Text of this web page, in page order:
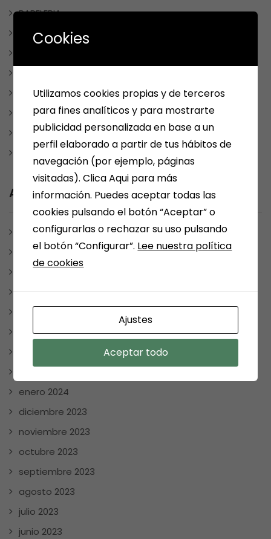
PAPELERIA
REDES SOCIALES
SMOLKAY
Uncategorized
VARIOS
WEBS RECOMENDABLES
Archives
julio 2025
enero 2025
noviembre 2024
mayo 2024
abril 2024
enero 2024
diciembre 2023
noviembre 2023
octubre 2023
septiembre 2023
agosto 2023
julio 2023
junio 2023
Cookies
Utilizamos cookies propias y de terceros
para fines analíticos y para mostrarte
publicidad personalizada en base a un
perfil elaborado a partir de tus hábitos de
navegación (por ejemplo, páginas
visitadas). Clica Aqui para más
información. Puedes aceptar todas las
cookies pulsando el botón “Aceptar” o
configurarlas o rechazar su uso pulsando
el botón “Configurar”. Lee nuestra política
de cookies
Ajustes
Aceptar todo